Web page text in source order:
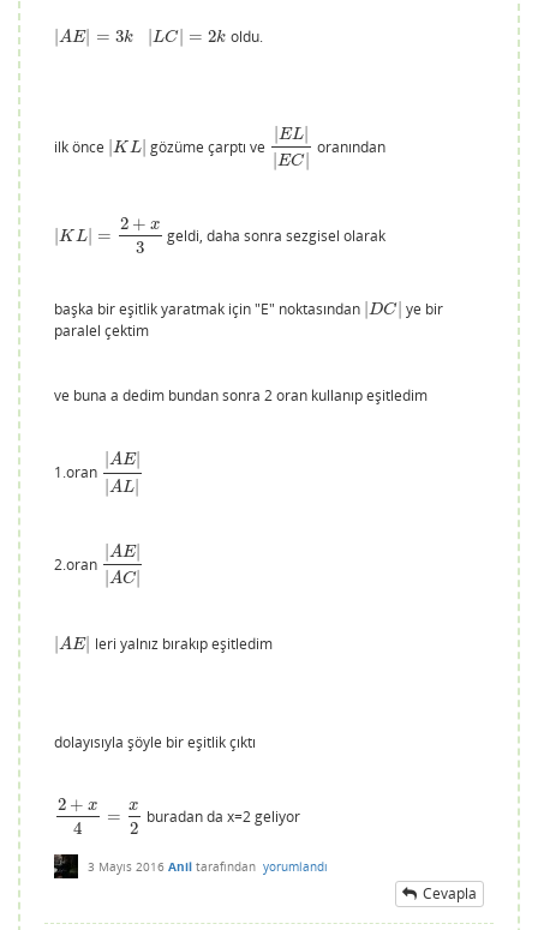
A E| = 3k
|AE| 3k |LC| = 2k
|LC| =2k oldu.
ilk önce K L|
|KL| gözüme çarptı ve
EL|
EC
|EL||EC|
oranından
KL| =
2 + x
3
|KL|= 2+ 3 geldi, daha sonra sezgisel olarak
başka bir eşitlik yaratmak için "E" noktasından DC|
|DC| ye bir
paralel çektim
ve buna a dedim bundan sonra 2 oran kullanıp eşitledim
1.oran
AE|
|AL
|AE||
2.oran
A E|
AC|
|AE||
AE|
|AE| leri yalnız bırakıp eşitledim
dolayısıyla şöyle bir eşitlik çıktı
2 + x
4
=
x
2
2+x4=x 2 buradan da x=2 geliyor
3 Mayıs 2016 Anil tarafından yorumlandı
Cevapla